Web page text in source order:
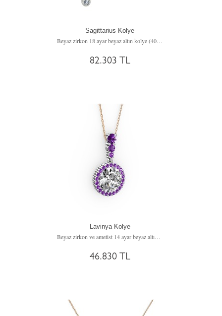
Sagittarius Kolye
Beyaz zirkon 18 ayar beyaz altın kolye (40 cm gümüş rolo zincir)
82.303 TL
Lavinya Kolye
46.830 TL